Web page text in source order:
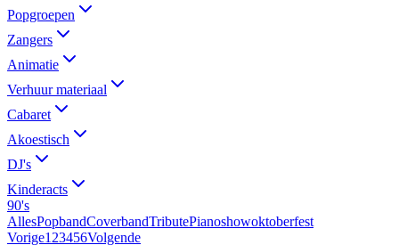
Popgroepen
Zangers
Animatie
Verhuur materiaal
Cabaret
Akoestisch
DJ's
Kinderacts
90's
AllesPopbandCoverbandTributePianoshowoktoberfest
Vorige1 23456Volgende